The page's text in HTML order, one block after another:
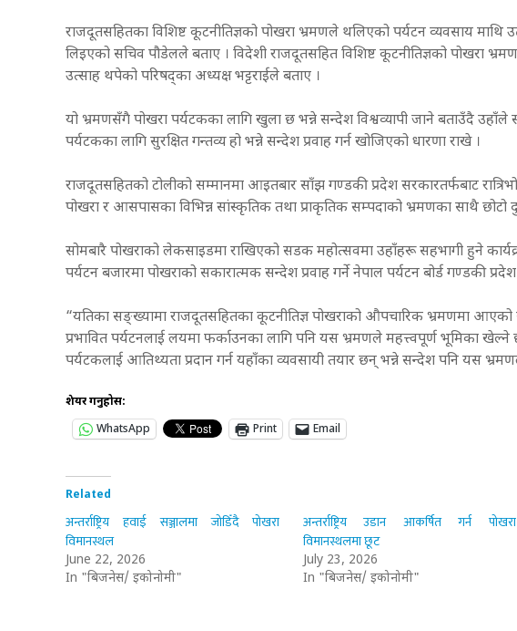
राजदूतसहितका विशिष्ट कूटनीतिज्ञको पोखरा भ्रमणले थलिएको पर्यटन व्यवसाय माथि
लिइएको सचिव पौडेलले बताए । विदेशी राजदूतसहित विशिष्ट कूटनीतिज्ञको पोखरा
उत्साह थपेको परिषद्का अध्यक्ष भट्टराईले बताए ।
यो भ्रमणसँगै पोखरा पर्यटकका लागि खुला छ भन्ने सन्देश विश्वव्यापी जाने बताउँदै उहाँले
पर्यटकका लागि सुरक्षित गन्तव्य हो भन्ने सन्देश प्रवाह गर्न खोजिएको धारणा राखे ।
राजदूतसहितको टोलीको सम्मानमा आइतबार साँझ गण्डकी प्रदेश सरकारतर्फबाट
पोखरा र आसपासका विभिन्न सांस्कृतिक तथा प्राकृतिक सम्पदाको भ्रमणका साथै छोटो
सोमबारै पोखराको लेकसाइडमा राखिएको सडक महोत्सवमा उहाँहरू सहभागी हुने
पर्यटन बजारमा पोखराको सकारात्मक सन्देश प्रवाह गर्ने नेपाल पर्यटन बोर्ड गण्डकी
“यतिका सङ्ख्यामा राजदूतसहितका कूटनीतिज्ञ पोखराको औपचारिक भ्रमणमा
प्रभावित पर्यटनलाई लयमा फर्काउनका लागि पनि यस भ्रमणले महत्त्वपूर्ण भूमिका
पर्यटकलाई आतिथ्यता प्रदान गर्न यहाँका व्यवसायी तयार छन् भन्ने सन्देश पनि यस
शेयर गर्नुहोस:
WhatsApp
Print Email
Related
अन्तर्राष्ट्रिय हवाई सञ्जालमा जोडिँदै पोखरा
विमानस्थल
June 22, 2026
In "बिजनेस/ इकोनोमी"
अन्तर्राष्ट्रिय उडान आकर्षित गर्न पोखरा
विमानस्थलमा छूट
July 23, 2026
In "बिजनेस/ इकोनोमी"